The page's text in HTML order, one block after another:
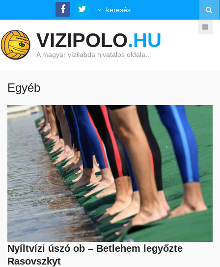
VIZIPOLO.HU
A magyar vízilabda hivatalos oldala…
Egyéb
Nyíltvízi úszó ob – Betlehem legyőzte
Rasovszkyt